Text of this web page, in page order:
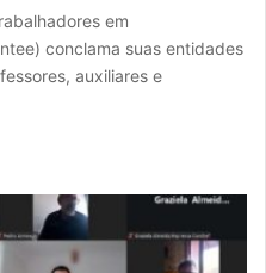
em
conclama suas entidades
auxiliares e